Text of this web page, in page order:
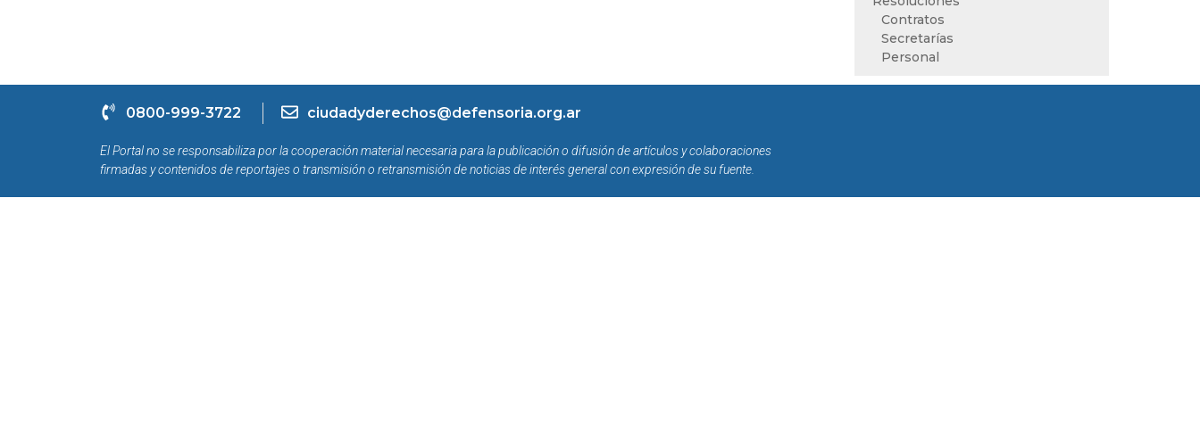
Contratos
Secretarías
Personal
0800-999-3722 ciudadyderechos@defensoria.org.ar
El Portal no se responsabiliza por la cooperación material necesaria para la publicación o difusión de artículos y colaboraciones
firmadas y contenidos de reportajes o transmisión o retransmisión de noticias de interés general con expresión de su fuente.